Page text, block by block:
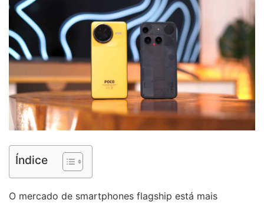
Índice
O mercado de smartphones flagship está mais